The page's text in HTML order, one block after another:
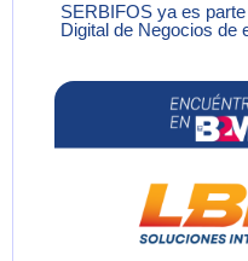
SERBIFOS ya es
Digital de Negocios de